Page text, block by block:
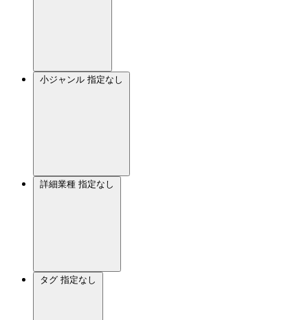
小ジャンル 指定なし
詳細業種 指定なし
タグ 指定なし